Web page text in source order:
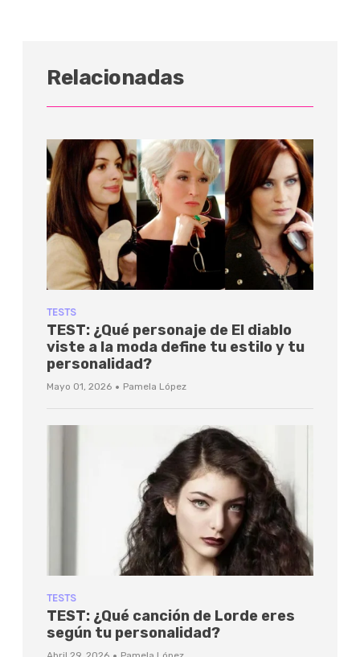
Relacionadas
TESTS
TEST: ¿Qué personaje de El diablo
viste a la moda define tu estilo y tu
personalidad?
Mayo 01, 2026 · Pamela López
TESTS
TEST: ¿Qué canción de Lorde eres
según tu personalidad?